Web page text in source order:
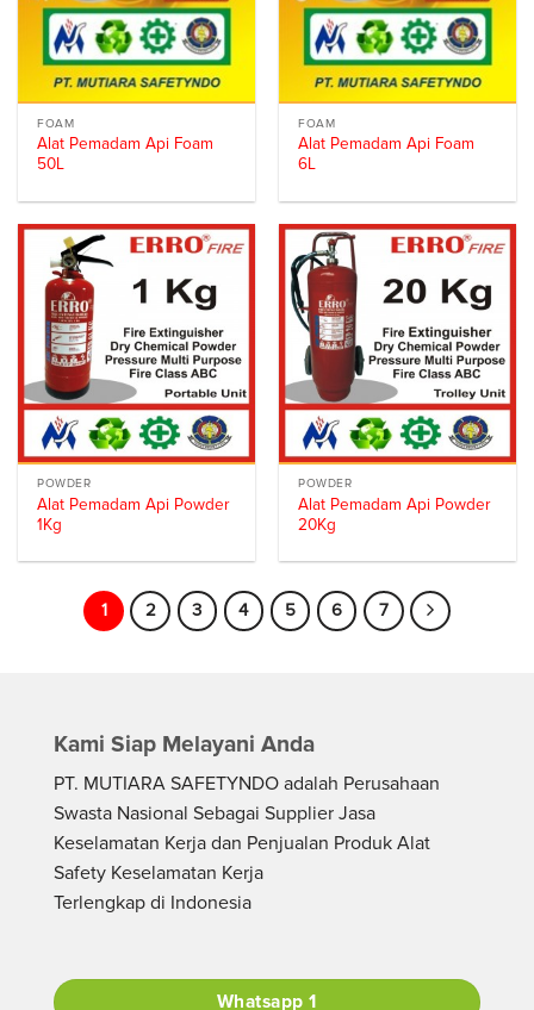
FOAM
Alat Pemadam Api Foam
50L
FOAM
Alat Pemadam Api Foam
6L
POWDER
Alat Pemadam Api Powder
1Kg
POWDER
Alat Pemadam Api Powder
20Kg
1 2 3 4 5 6 7
Kami Siap Melayani Anda
PT. MUTIARA SAFETYNDO adalah Perusahaan
Swasta Nasional Sebagai Supplier Jasa
Keselamatan Kerja dan Penjualan Produk Alat
Safety Keselamatan Kerja
Terlengkap di Indonesia
Whatsapp 1